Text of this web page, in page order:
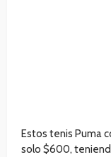
Estos tenis Puma
solo $600,